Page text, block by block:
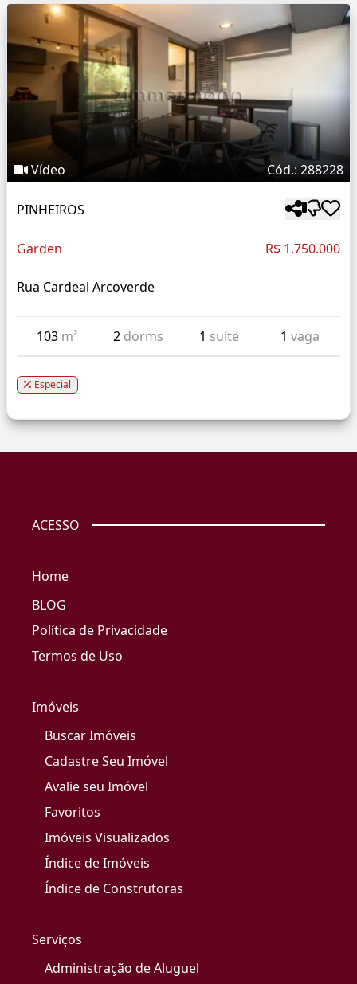
Vídeo Cód.: 288228
PINHEIROS
Garden R$ 1.750.000
Rua Cardeal Arcoverde
103 m² 2 dorms 1 suíte 1 vaga
Especial
ACESSO
Home
BLOG
Política de Privacidade
Termos de Uso
Imóveis
Buscar Imóveis
Cadastre Seu Imóvel
Avalie seu Imóvel
Favoritos
Imóveis Visualizados
Índice de Imóveis
Índice de Construtoras
Serviços
Administração de Aluguel